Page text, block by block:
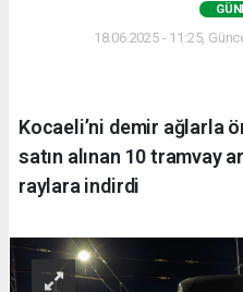
18.06.2025 - 11:25,
Kocaeli’ni demir ağlarla
satın alınan 10 tramvay
raylara indirdi